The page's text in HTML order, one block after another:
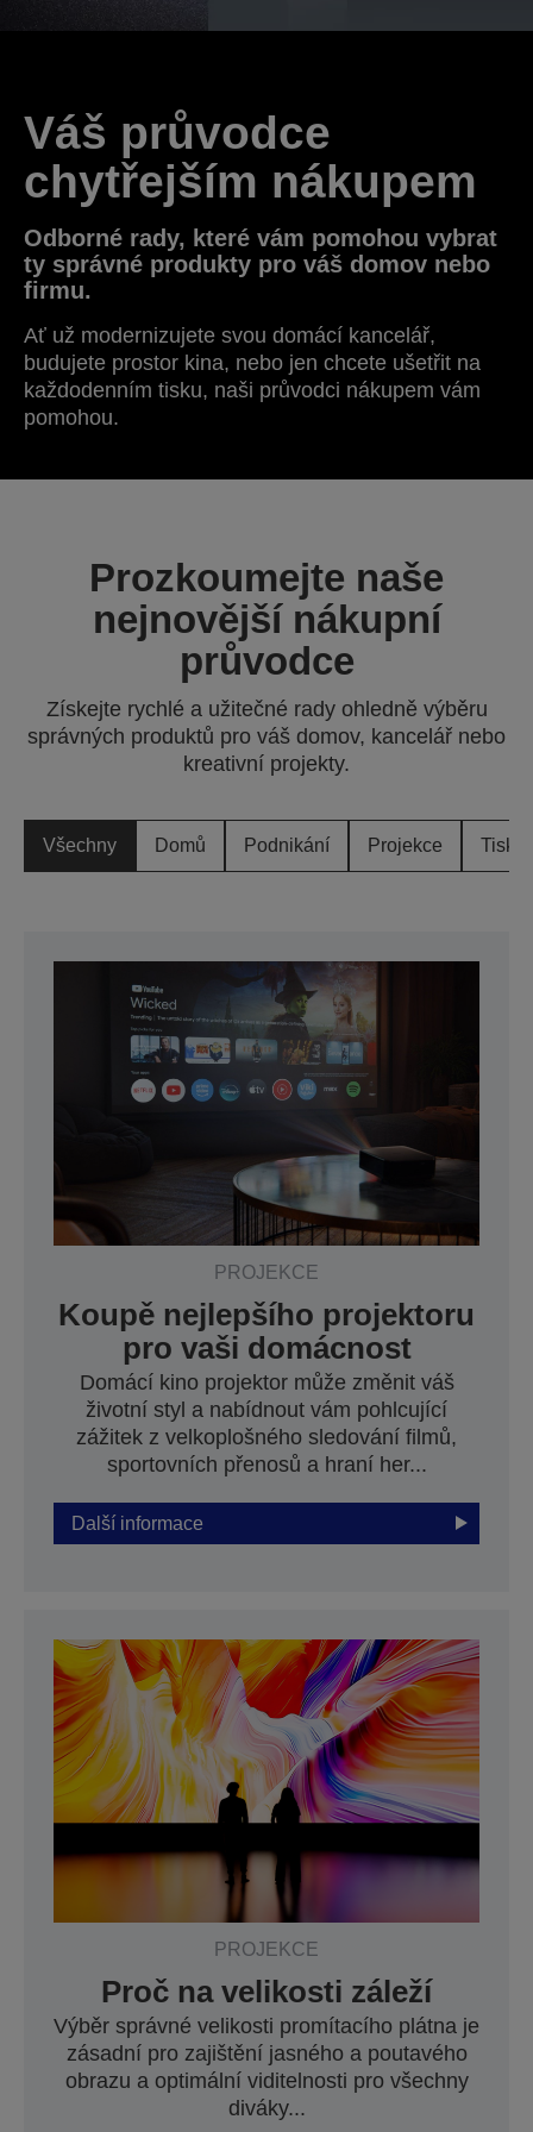
Váš průvodce
chytřejším nákupem
Odborné rady, které vám pomohou vybrat
ty správné produkty pro váš domov nebo
firmu.
Ať už modernizujete svou domácí kancelář,
budujete prostor kina, nebo jen chcete ušetřit na
každodenním tisku, naši průvodci nákupem vám
pomohou.
Prozkoumejte naše
nejnovější nákupní
průvodce
Získejte rychlé a užitečné rady ohledně výběru
správných produktů pro váš domov, kancelář nebo
kreativní projekty.
Všechny Domů Podnikání Projekce Tisk
PROJEKCE
Koupě nejlepšího projektoru
pro vaši domácnost
Domácí kino projektor může změnit váš
životní styl a nabídnout vám pohlcující
zážitek z velkoplošného sledování filmů,
sportovních přenosů a hraní her...
Další informace
PROJEKCE
Proč na velikosti záleží
Výběr správné velikosti promítacího plátna je
zásadní pro zajištění jasného a poutavého
obrazu a optimální viditelnosti pro všechny
diváky...